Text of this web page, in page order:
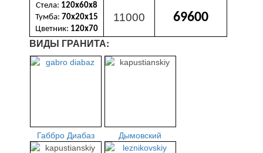
Стела: 120х60х8
Тумба: 70х20х15
Цветник: 120х70
11000 69600
ВИДЫ ГРАНИТА:
Габбро Диабаз Дымовский